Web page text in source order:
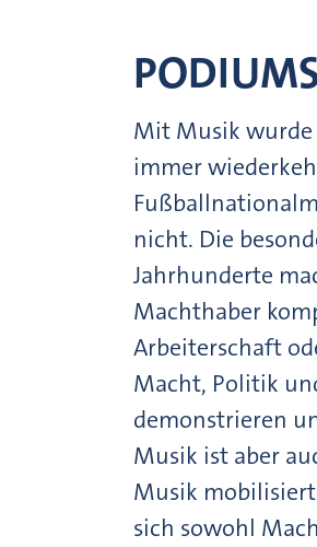
Mit Musik wurde
immer
nicht. Die
Jahrhunderte
Machthaber
Arbeiterschaft
Macht, Politik
demonstrieren
Musik ist aber
Musik
sich sowohl